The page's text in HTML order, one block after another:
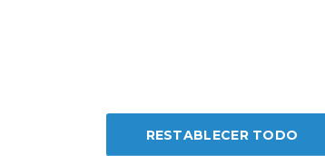
RESTABLECER TODO